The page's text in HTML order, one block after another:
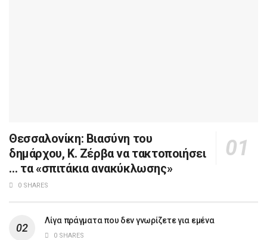
Θεσσαλονίκη: Βιασύνη του
δημάρχου, Κ. Ζέρβα να τακτοποιήσει
… τα «σπιτάκια ανακύκλωσης»
0 SHARES
Λίγα πράγματα που δεν γνωρίζετε για εμένα
0 SHARES